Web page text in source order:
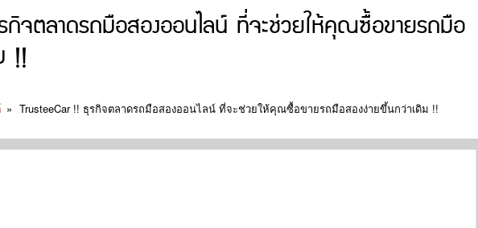
จตลาดรถมือสองออนไลน์ ที่จะช่วยให้คุณซื้อขายรถมือ
!!
» TrusteeCar !! ธุรกิจตลาดรถมือสองออนไลน์ ที่จะช่วยให้คุณซื้อขายรถมือสองง่ายขึ้นกว่าเดิม !!